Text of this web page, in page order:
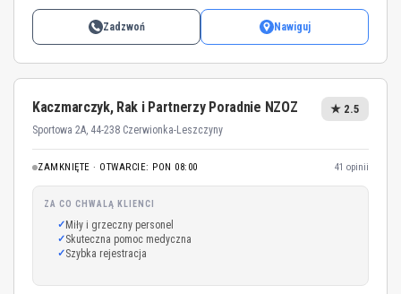
Zadzwoń Nawiguj
Kaczmarczyk, Rak i Partnerzy Poradnie NZOZ
Sportowa 2A, 44-238 Czerwionka-Leszczyny
★ 2.5
ZAMKNIĘTE · OTWARCIE: PON 08:00 41 opinii
ZA CO CHWALĄ KLIENCI
Miły i grzeczny personel
Skuteczna pomoc medyczna
Szybka rejestracja